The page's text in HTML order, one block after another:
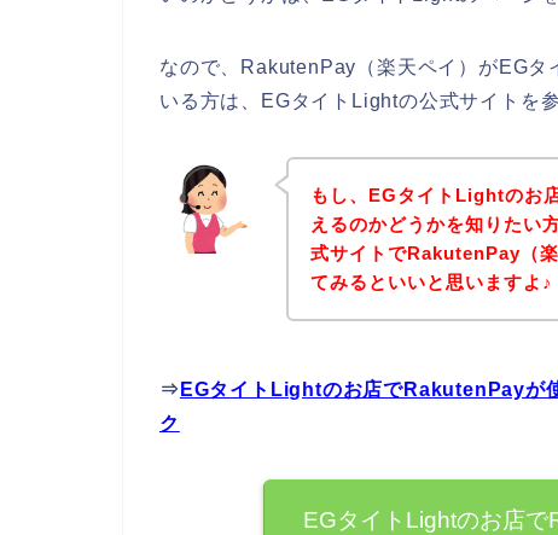
なので、RakutenPay（楽天ペイ）がEG
いる方は、EGタイトLightの公式サイトを
もし、EGタイトLightのお
えるのかどうかを知りたい
式サイトでRakutenPay（
てみるといいと思いますよ♪
⇒ EGタイトLightのお店でRakutenPayが
ク
EGタイトLightのお店